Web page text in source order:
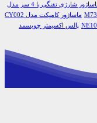
ماساژور شارژی تفنگی با 4 سر مدل
ماساژور کامپکت مدل CY002
پالس اکسیمتر چویسمد